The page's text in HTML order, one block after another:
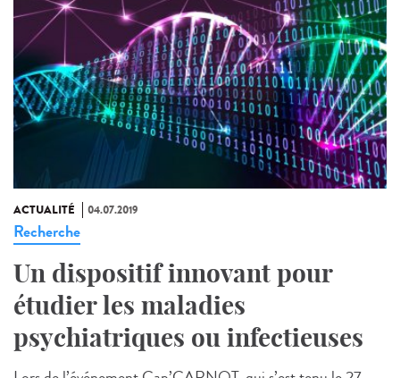
ACTUALITÉ 04.07.2019
Recherche
Un dispositif innovant pour
étudier les maladies
psychiatriques ou infectieuses